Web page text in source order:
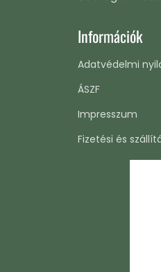
Információk
Adatvédelmi
ÁSZF
Impresszum
Fizetési és